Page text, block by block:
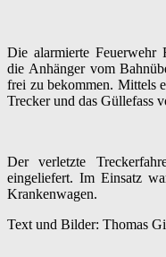
Die alarmierte Feuerwehr
die Anhänger vom
frei zu bekommen. Mittels
Trecker und das Güllefass
Der verletzte
eingeliefert. Im Einsatz
Krankenwagen.
Text und Bilder: Thomas